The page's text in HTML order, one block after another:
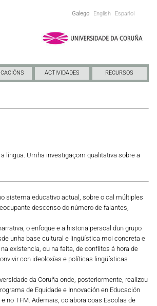
Galego English Español
ACTIVIDADES RECURSOS
língua. Umha investigaçom qualitativa sobre a
sistema educativo actual, sobre o cal múltiples
descenso do número de falantes,
o enfoque e a historia persoal dun grupo
unha base cultural e lingüística moi concreta e
existencia, ou na falta, de conflitos á hora de
con ideoloxías e políticas lingüísticas
da Coruña onde, posteriormente, realizou
de Equidade e Innovación en Educación
no TFM. Ademais, colabora coas Escolas de